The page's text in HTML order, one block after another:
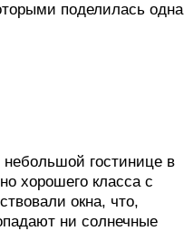
поделилась одна
небольшой гостинице в
хорошего класса с
окна, что,
ни солнечные